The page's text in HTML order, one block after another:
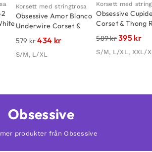
Korsett med stringtrosa
Obsessive Amor Blanco
Underwire Corset &
Thong White
579kr434 kr
S/M, L/XL
Korsett med
Obsessive
Corset & Thong
589kr395 kr
S/M, L/XL, XXL/
Obsessive
produkter från Obsessive